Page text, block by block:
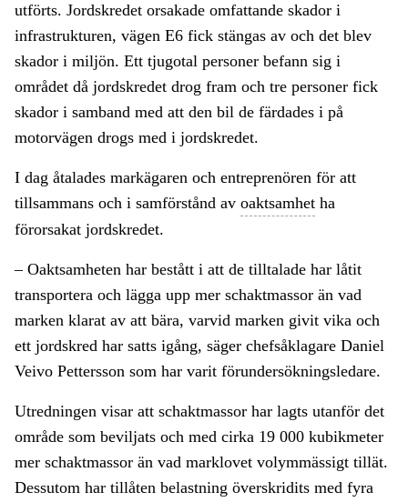
utförts. Jordskredet orsakade omfattande skador i
infrastrukturen, vägen E6 fick stängas av och det blev
skador i miljön. Ett tjugotal personer befann sig i
området då jordskredet drog fram och tre personer fick
skador i samband med att den bil de färdades i på
motorvägen drogs med i jordskredet.
I dag åtalades markägaren och entreprenören för att
tillsammans och i samförstånd av oaktsamhet ha
förorsakat jordskredet.
– Oaktsamheten har bestått i att de tilltalade har låtit
transportera och lägga upp mer schaktmassor än vad
marken klarat av att bära, varvid marken givit vika och
ett jordskred har satts igång, säger chefsåklagare Daniel
Veivo Pettersson som har varit förundersökningsledare.
Utredningen visar att schaktmassor har lagts utanför det
område som beviljats och med cirka 19 000 kubikmeter
mer schaktmassor än vad marklovet volymmässigt tillät.
Dessutom har tillåten belastning överskridits med fyra